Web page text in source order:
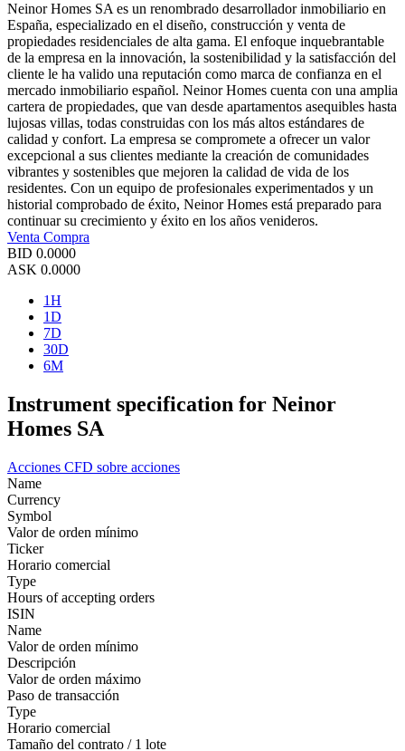
Neinor Homes SA es un renombrado desarrollador inmobiliario en
España, especializado en el diseño, construcción y venta de
propiedades residenciales de alta gama. El enfoque inquebrantable
de la empresa en la innovación, la sostenibilidad y la satisfacción del
cliente le ha valido una reputación como marca de confianza en el
mercado inmobiliario español. Neinor Homes cuenta con una amplia
cartera de propiedades, que van desde apartamentos asequibles hasta
lujosas villas, todas construidas con los más altos estándares de
calidad y confort. La empresa se compromete a ofrecer un valor
excepcional a sus clientes mediante la creación de comunidades
vibrantes y sostenibles que mejoren la calidad de vida de los
residentes. Con un equipo de profesionales experimentados y un
historial comprobado de éxito, Neinor Homes está preparado para
continuar su crecimiento y éxito en los años venideros.
Venta Compra
BID 0.0000
ASK 0.0000
1H
1D
7D
30D
6M
Instrument specification for Neinor
Homes SA
Acciones CFD sobre acciones
Name
Currency
Symbol
Valor de orden mínimo
Ticker
Horario comercial
Type
Hours of accepting orders
ISIN
Name
Valor de orden mínimo
Descripción
Valor de orden máximo
Paso de transacción
Type
Horario comercial
Tamaño del contrato / 1 lote